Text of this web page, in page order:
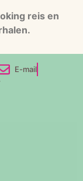
reis en
E-mail